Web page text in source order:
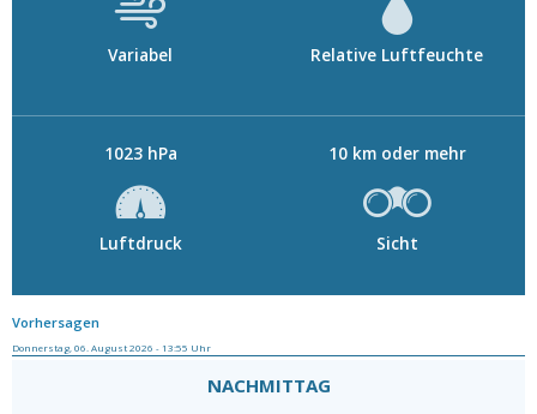
Variabel Relative Luftfeuchte
1023 hPa
Luftdruck
10 km oder mehr
Sicht
Vorhersagen
Donnerstag, 06. August 2026 - 13:55 Uhr
NACHMITTAG